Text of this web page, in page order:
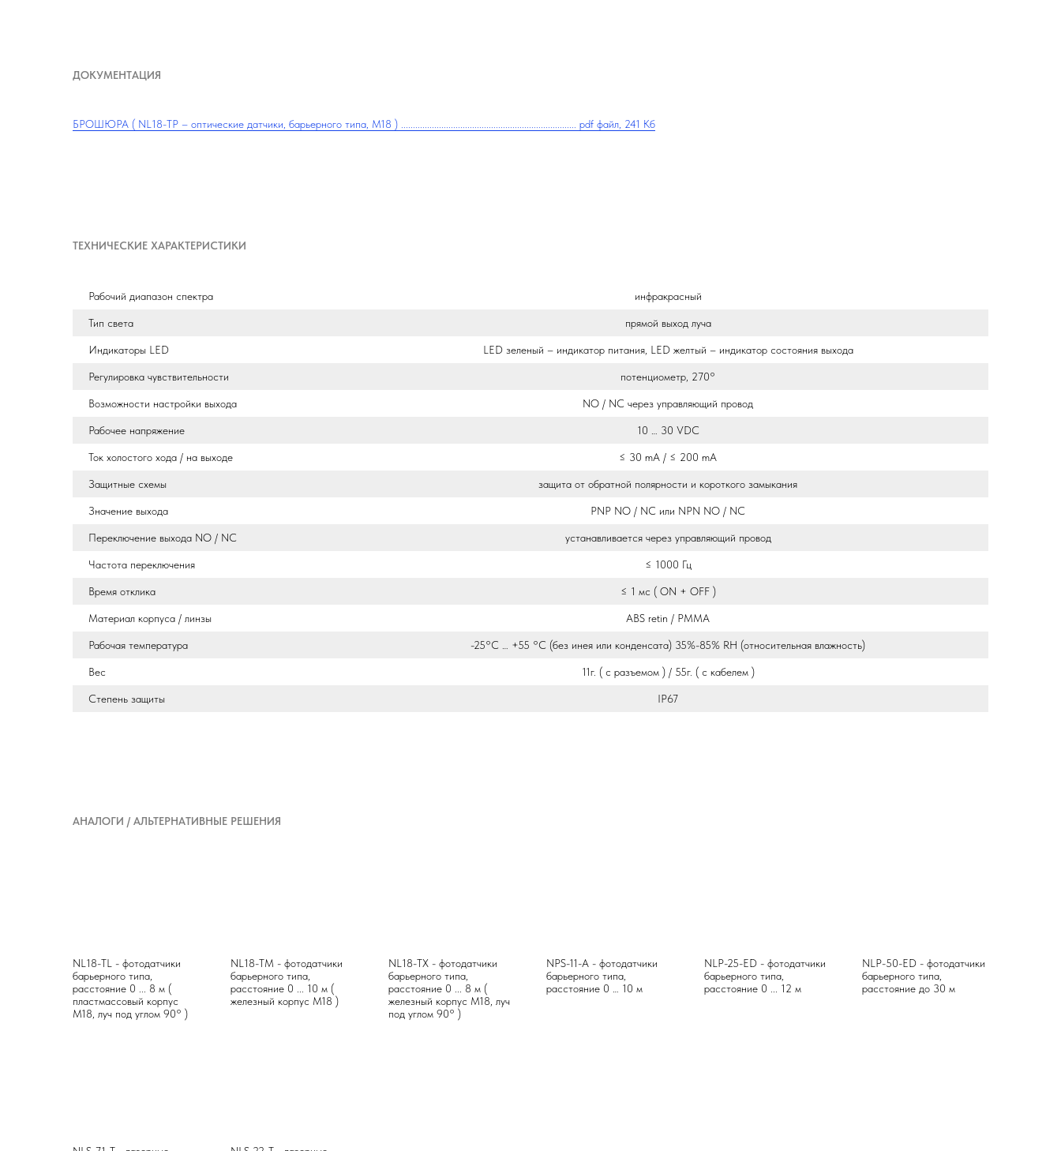
ДОКУМЕНТАЦИЯ
БРОШЮРА ( NL18-TP – оптические датчики, барьерного типа, М18 ) .......................................................................... pdf файл, 241 Кб
ТЕХНИЧЕСКИЕ ХАРАКТЕРИСТИКИ
Рабочий диапазон спектра инфракрасный
Тип света прямой выход луча
Индикаторы LED LED зеленый – индикатор питания, LED желтый – индикатор состояния выхода
Регулировка чувствительности потенциометр, 270°
Возможности настройки выхода NO / NC через управляющий провод
Рабочее напряжение 10 … 30 VDC
Ток холостого хода / на выходе ≤ 30 mA / ≤ 200 mA
Защитные схемы защита от обратной полярности и короткого замыкания
Значение выхода PNP NO / NC или NPN NO / NC
Переключение выхода NO / NC устанавливается через управляющий провод
Частота переключения ≤ 1000 Гц
Время отклика ≤ 1 мс ( ON + OFF )
Материал корпуса / линзы ABS retin / PMMA
Рабочая температура -25°C … +55 °C (без инея или конденсата) 35%-85% RH (относительная влажность)
Вес 11г. ( с разъемом ) / 55г. ( с кабелем )
Степень защиты IP67
АНАЛОГИ / АЛЬТЕРНАТИВНЫЕ РЕШЕНИЯ
NL18-TL - фотодатчики
барьерного типа,
расстояние 0 ... 8 м (
пластмассовый корпус
М18, луч под углом 90° )
NL18-TM - фотодатчики
барьерного типа,
расстояние 0 ... 10 м (
железный корпус М18 )
NL18-TX - фотодатчики
барьерного типа,
расстояние 0 ... 8 м (
железный корпус М18, луч
под углом 90° )
NPS-11-A - фотодатчики
барьерного типа,
расстояние 0 … 10 м
NLP-25-ED - фотодатчики
барьерного типа,
расстояние 0 ... 12 м
NLP-50-ED - фотодатчики
барьерного типа,
расстояние до 30 м